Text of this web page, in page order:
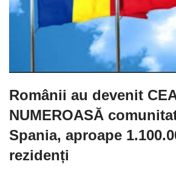
Românii au devenit
NUMEROASĂ
Spania, aproape
rezidenți